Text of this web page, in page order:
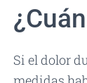
Si el dolor